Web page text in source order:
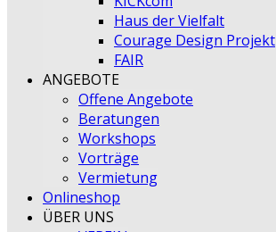
Haus der Vielfalt
Courage Design Projekt
FAIR
ANGEBOTE
Offene Angebote
Beratungen
Workshops
Vorträge
Vermietung
Onlineshop
ÜBER UNS